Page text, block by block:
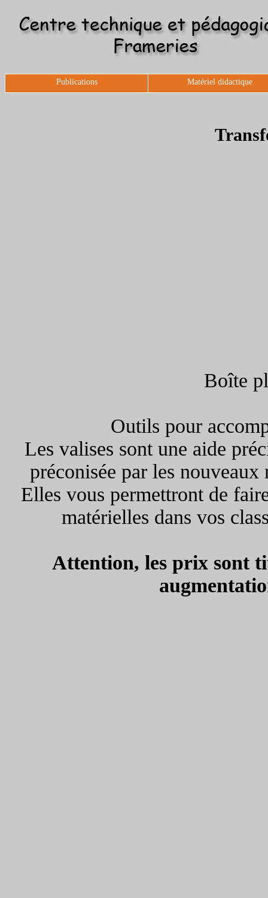
Publications Matériel didactique
Boîte
Outils pour
Les valises sont une aide
préconisée par les
Elles vous permettront de
matérielles dans vos
Attention, les prix sont